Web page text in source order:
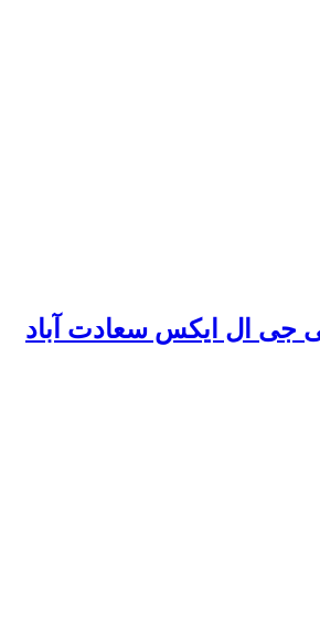
جی ال ایکس سعادت آباد